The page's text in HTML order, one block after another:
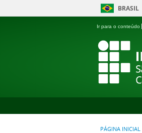
BRASIL
Ir para o conteúdo
PÁGINA INICIAL